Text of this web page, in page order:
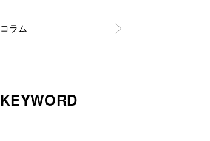
コラム
KEYWORD